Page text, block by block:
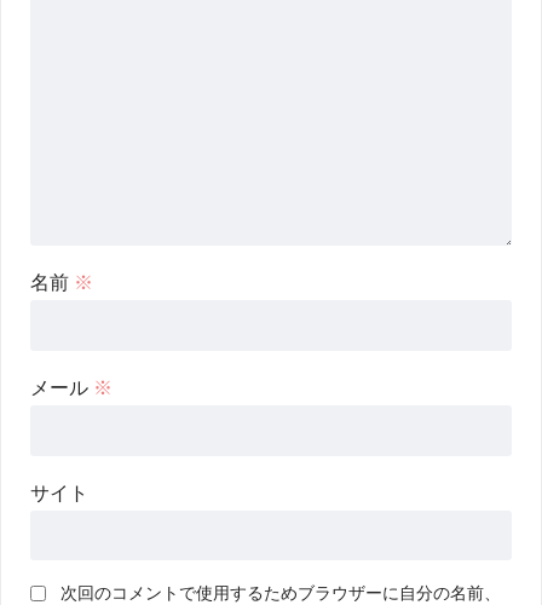
名前 ※
メール ※
サイト
次回のコメントで使用するためブラウザーに自分の名前、